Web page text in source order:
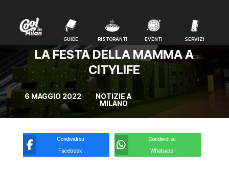
GUIDE RISTORANTI EVENTI SERVIZI
GUIDE RISTORANTI EVENTI SERVIZI
LA FESTA DELLA MAMMA A
CITYLIFE
6 MAGGIO 2022
NOTIZIE A
MILANO
Condividi su
Facebook
Condividi su
Whatsapp